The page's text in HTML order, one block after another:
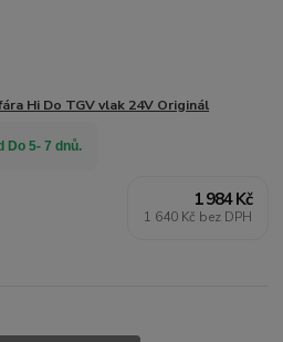
Hi Do TGV vlak 24V Originál
Do 5- 7 dnů.
1 984 Kč
1 640 Kč bez DPH